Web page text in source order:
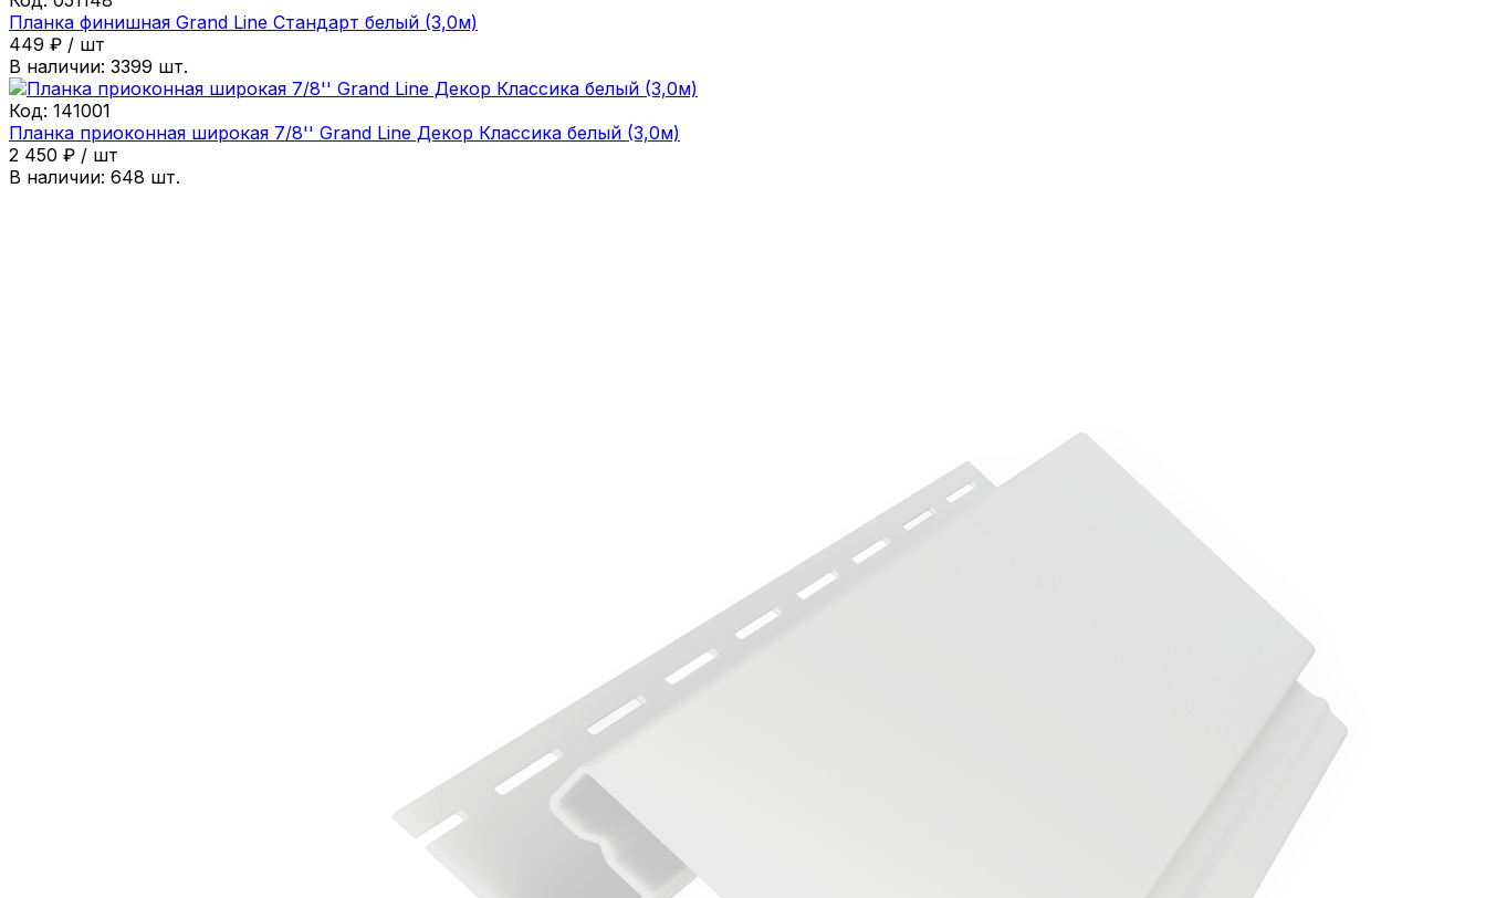
Планка финишная Grand Line Стандарт белый (3,0м)
449 ₽ / шт
В наличии: 3399 шт.
Код: 141001
Планка приоконная широкая 7/8'' Grand Line Декор Классика белый (3,0м)
2 450 ₽ / шт
В наличии: 648 шт.